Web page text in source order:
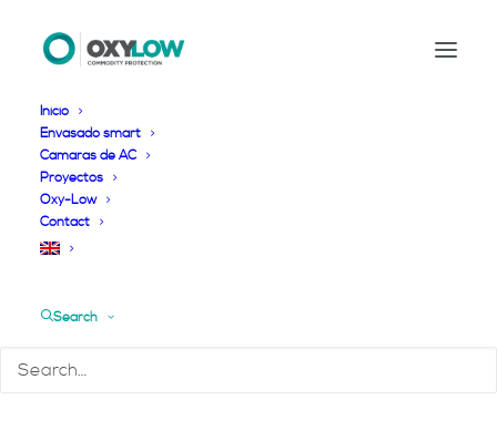
Inicio
Envasado smart
Cámaras de AC
Proyectos
Oxy-Low
Contact
Search